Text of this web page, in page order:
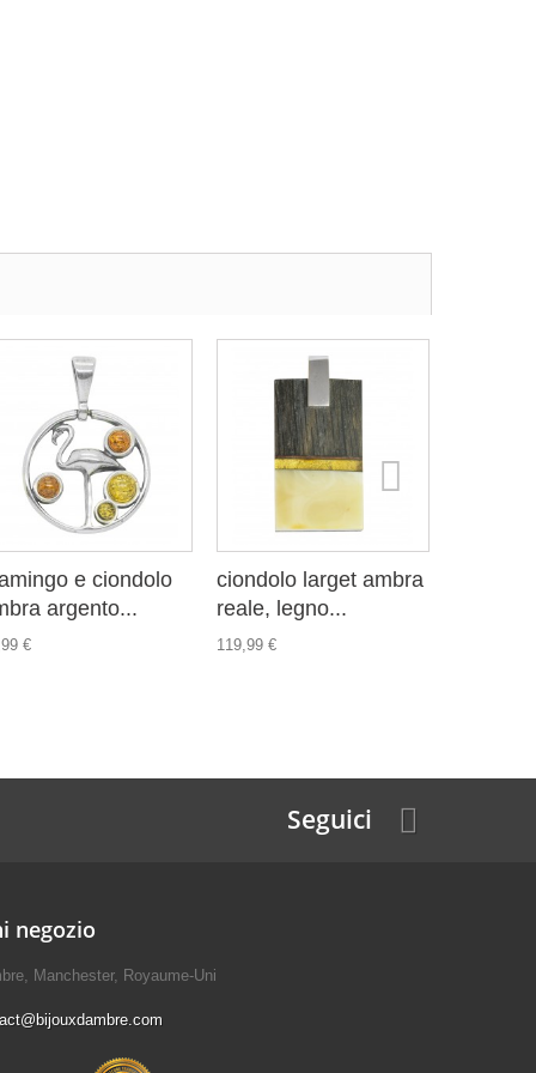
e ciondolo
argento...
€
ciondolo larget ambra
reale, legno...
119,99 €
Seguici
negozio
Manchester, Royaume-Uni